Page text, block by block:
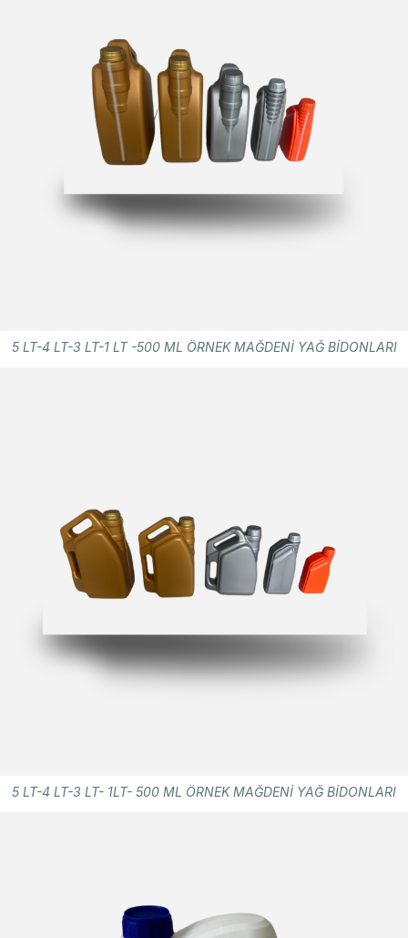
5 LT-4 LT-3 LT-1 LT -500 ML ÖRNEK MAĞDENİ YAĞ BİDONLARI
5 LT-4 LT-3 LT- 1LT- 500 ML ÖRNEK MAĞDENİ YAĞ BİDONLARI